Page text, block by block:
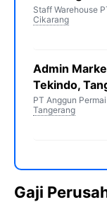
Staff Warehouse
Cikarang
Admin
Tekindo,
PT Anggun
Tangerang
Gaji